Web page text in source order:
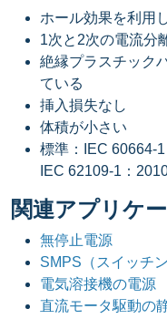
ホール効果を利用
1次と2次の電流分
絶縁プラスチック
ている
挿入損失なし
体積が小さい
標準：IEC 60664-
IEC 62109-1：
関連アプリケ
無停止電源
SMPS（スイッチ
電気溶接機の電源
直流モータ駆動の